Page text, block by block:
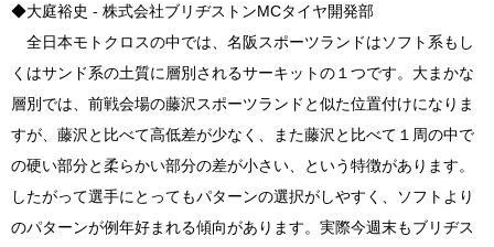
◆大庭裕史 - 株式会社ブリヂストンMCタイヤ開発部
全日本モトクロスの中では、名阪スポーツランドはソフト系もし
くはサンド系の土質に層別されるサーキットの１つです。大まかな
層別では、前戦会場の藤沢スポーツランドと似た位置付けになりま
すが、藤沢と比べて高低差が少なく、また藤沢と比べて１周の中で
の硬い部分と柔らかい部分の差が小さい、という特徴があります。
したがって選手にとってもパターンの選択がしやすく、ソフトより
のパターンが例年好まれる傾向があります。実際今週末もブリヂス